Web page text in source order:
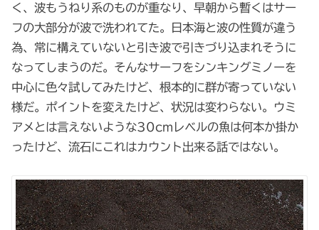
く、波もうねり系のものが重なり、早朝から暫くはサー
フの大部分が波で洗われてた。日本海と波の性質が違う
為、常に構えていないと引き波で引きづり込まれそうに
なってしまうのだ。そんなサーフをシンキングミノーを
中心に色々試してみたけど、根本的に群が寄っていない
様だ。ポイントを変えたけど、状況は変わらない。ウミ
アメとは言えないような30cmレベルの魚は何本か掛か
ったけど、流石にこれはカウント出来る話ではない。